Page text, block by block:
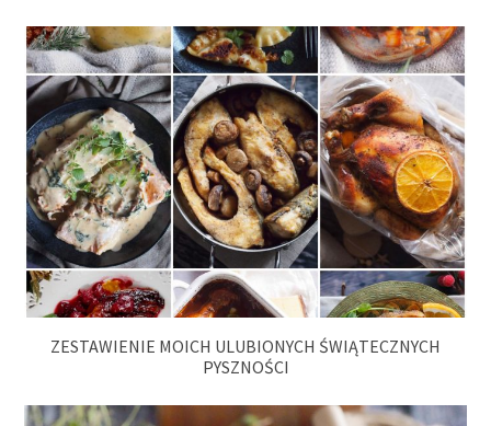
ZESTAWIENIE MOICH ULUBIONYCH ŚWIĄTECZNYCH
PYSZNOŚCI